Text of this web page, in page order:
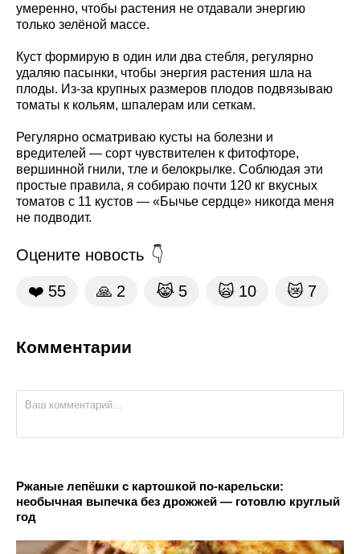
умеренно, чтобы растения не отдавали энергию
только зелёной массе.
Куст формирую в один или два стебля, регулярно
удаляю пасынки, чтобы энергия растения шла на
плоды. Из-за крупных размеров плодов подвязываю
томаты к кольям, шпалерам или сеткам.
Регулярно осматриваю кусты на болезни и
вредителей — сорт чувствителен к фитофторе,
вершинной гнили, тле и белокрылке. Соблюдая эти
простые правила, я собираю почти 120 кг вкусных
томатов с 11 кустов — «Бычье сердце» никогда меня
не подводит.
Оцените новость
❤️ 55 🙏 2 😹 5 🙀 10 😿 7
Комментарии
Ржаные лепёшки с картошкой по-карельски:
необычная выпечка без дрожжей — готовлю круглый
год